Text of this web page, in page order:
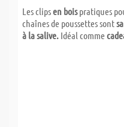
Les clipsen boispratiques
chaînes de poussettes sont
à la salive. Idéal comme